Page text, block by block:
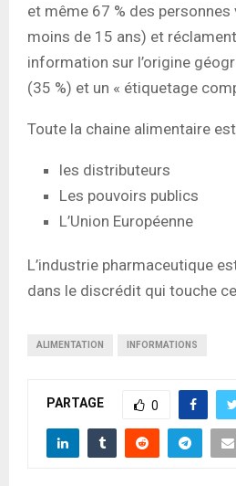
et même 67 % des personnes
moins de 15 ans) et
information sur l’origine
(35 %) et un « étiquetage
Toute la chaine alimentaire
les distributeurs
Les pouvoirs publics
L’Union Européenne
L’industrie pharmaceutique
dans le discrédit qui touche
ALIMENTATION INFORMATIONS
PARTAGE 0